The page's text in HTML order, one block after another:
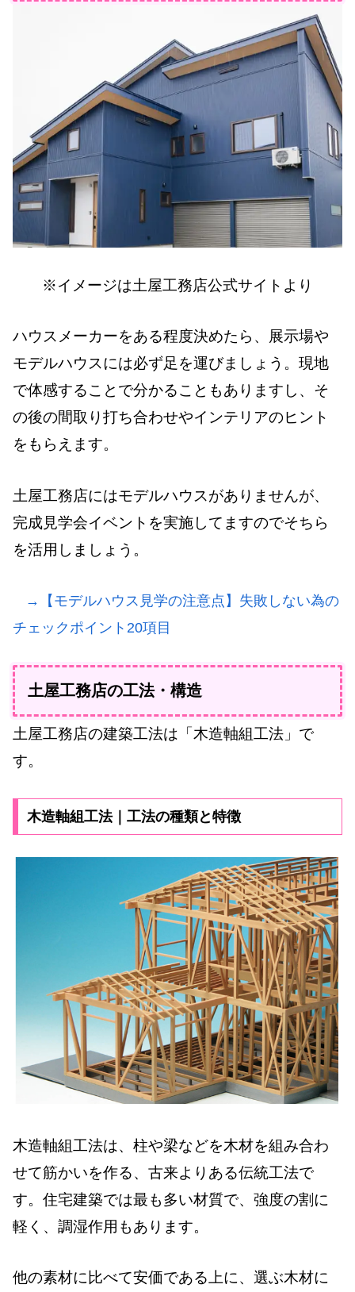
※イメージは土屋工務店公式サイトより
ハウスメーカーをある程度決めたら、展示場や
モデルハウスには必ず足を運びましょう。現地
で体感することで分かることもありますし、そ
の後の間取り打ち合わせやインテリアのヒント
をもらえます。
土屋工務店にはモデルハウスがありませんが、
完成見学会イベントを実施してますのでそちら
を活用しましょう。
→【モデルハウス見学の注意点】失敗しない為の
チェックポイント20項目
土屋工務店の工法・構造
土屋工務店の建築工法は「木造軸組工法」で
す。
木造軸組工法｜工法の種類と特徴
木造軸組工法は、柱や梁などを木材を組み合わ
せて筋かいを作る、古来よりある伝統工法で
す。住宅建築では最も多い材質で、強度の割に
軽く、調湿作用もあります。
他の素材に比べて安価である上に、選ぶ木材に